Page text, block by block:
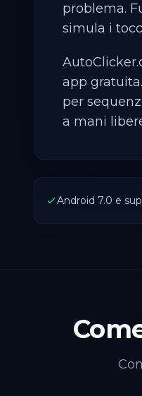
problema.
simula i
app
per
a mani
Android 7.0 e